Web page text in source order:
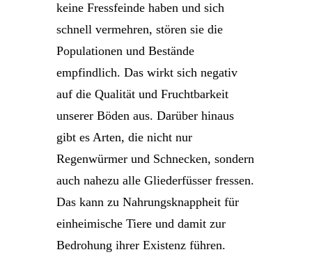
keine Fressfeinde haben und sich
schnell vermehren, stören sie die
Populationen und Bestände
empfindlich. Das wirkt sich negativ
auf die Qualität und Fruchtbarkeit
unserer Böden aus. Darüber hinaus
gibt es Arten, die nicht nur
Regenwürmer und Schnecken, sondern
auch nahezu alle Gliederfüsser fressen.
Das kann zu Nahrungsknappheit für
einheimische Tiere und damit zur
Bedrohung ihrer Existenz führen.